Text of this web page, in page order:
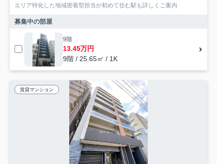
エリア特化した地域密着型担当が初めて住む駅も詳しくご案内
募集中の部屋
9階
13.45万円
9階 / 25.65㎡ / 1K
賃貸マンション